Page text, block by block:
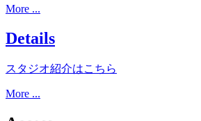
More ...
Details
スタジオ紹介はこちら
More ...